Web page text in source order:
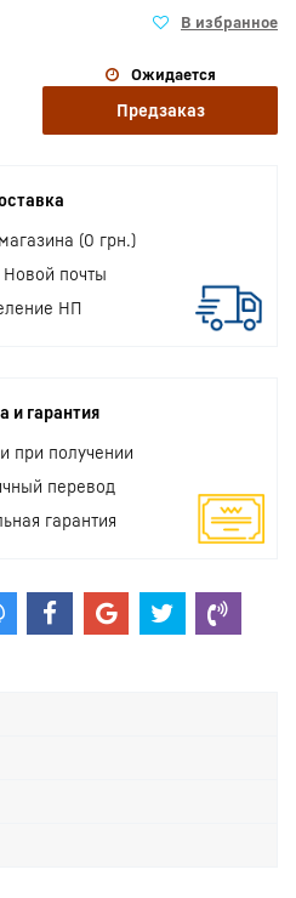
Ожидается
Предзаказ
(0 грн.)
Новой почты
НП
и гарантия
при получении
перевод
гарантия